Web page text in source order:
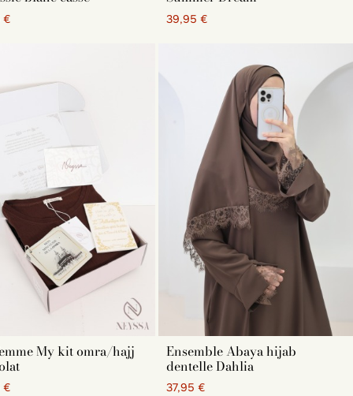
coloris : rose, blanc, taupe, etc. C'est une excellente
pour prier, facile à transporter et à glisser dans un
Elle facilite donc les prières régulières au cours
pour l'Aid !
la prière
. Elle est composée d'un Coran arabe
de deux pinces à hijab. Cette boîte contient l'essentiel à
Shop ?
prière, Coran, hijab, musc, abaya ou khimar : nous
achetant votre box de l'Aid sur Neyssa Shop, vous
du musulman
et d'autres cadeaux avec un message
la livraison gratuite dès 69 euros.
€ 39,95 €
My kit omra/hajj
€
Ensemble Abaya hijab
dentelle Dahlia
37,95 €